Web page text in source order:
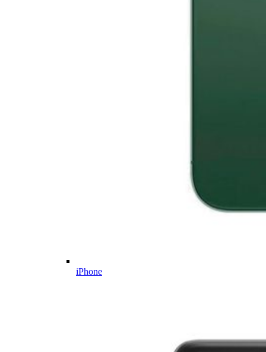
iPhone